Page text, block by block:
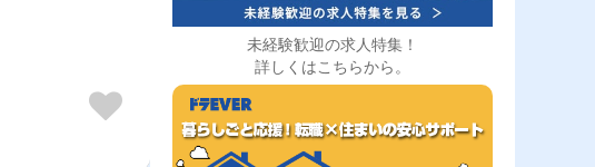
未経験歓迎の求人特集！
詳しくはこちらから。